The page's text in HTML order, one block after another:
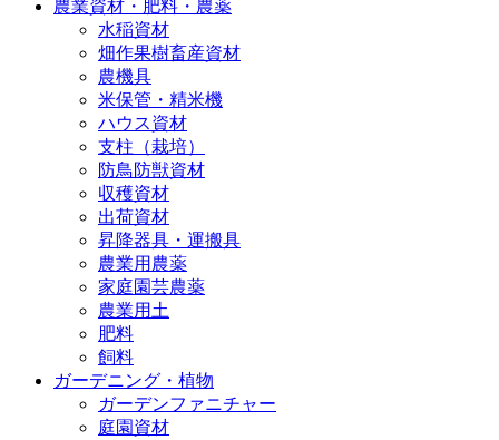
農業資材・肥料・農薬
水稲資材
畑作果樹畜産資材
農機具
米保管・精米機
ハウス資材
支柱（栽培）
防鳥防獣資材
収穫資材
出荷資材
昇降器具・運搬具
農業用農薬
家庭園芸農薬
農業用土
肥料
飼料
ガーデニング・植物
ガーデンファニチャー
庭園資材